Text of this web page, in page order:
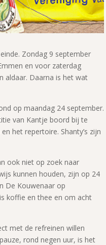
Zondag 9 september
en voor zaterdag
aldaar. Daarna is het wat
op maandag 24 september.
van Kantje boord bij te
het repertoire. Shanty’s zijn
ook niet op zoek naar
kunnen houden, zijn op 24
De Kouwenaar op
koffie en thee en om acht
met de refreinen willen
rond negen uur, is het